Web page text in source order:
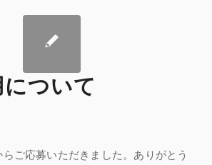
ついて
ご応募いただきました。ありがとう